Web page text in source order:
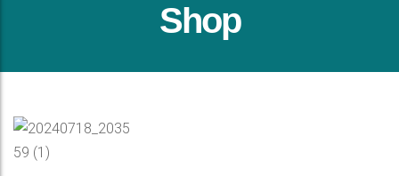
Shop